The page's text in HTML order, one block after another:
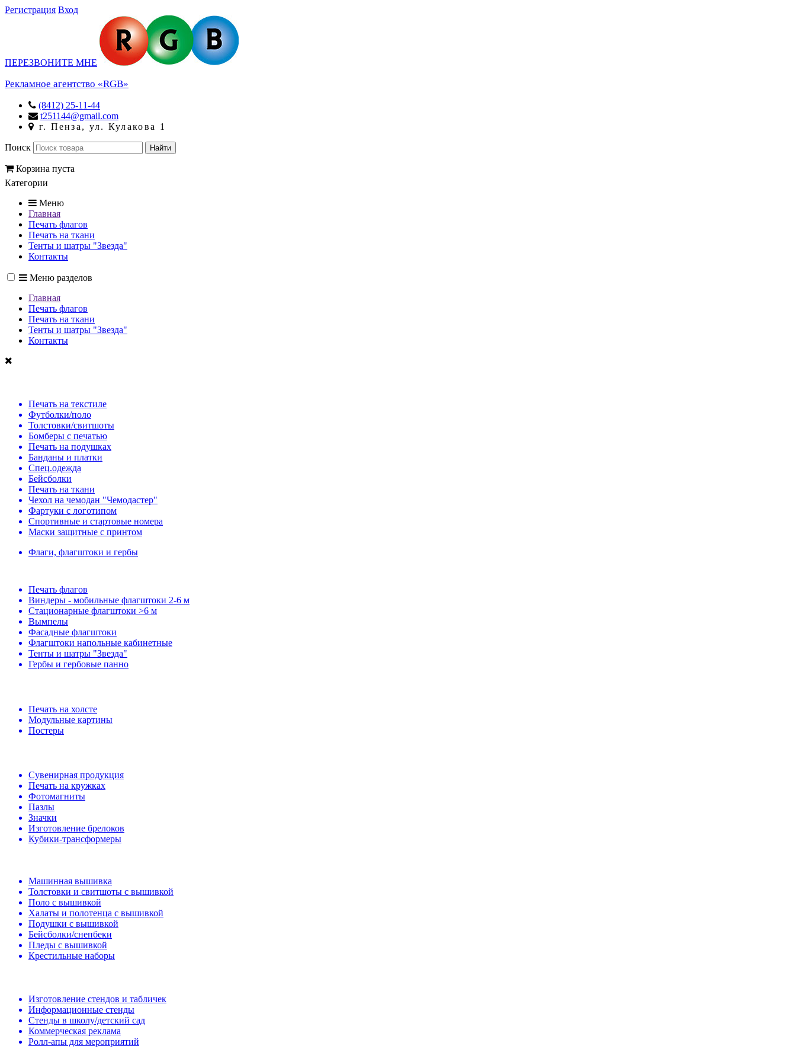
Регистрация Вход
ПЕРЕЗВОНИТЕ МНЕ
Рекламное агентство «RGB»
(8412) 25-11-44
t251144@gmail.com
г. Пенза, ул. Кулакова 1
Поиск
Корзина пуста
Категории
Меню
Главная
Печать флагов
Печать на ткани
Тенты и шатры "Звезда"
Контакты
Меню разделов
Главная
Печать флагов
Печать на ткани
Тенты и шатры "Звезда"
Контакты
Печать на текстиле
Футболки/поло
Толстовки/свитшоты
Бомберы с печатью
Печать на подушках
Банданы и платки
Спец.одежда
Бейсболки
Печать на ткани
Чехол на чемодан "Чемодастер"
Фартуки с логотипом
Спортивные и стартовые номера
Маски защитные с принтом
Флаги, флагштоки и гербы
Печать флагов
Виндеры - мобильные флагштоки 2-6 м
Стационарные флагштоки >6 м
Вымпелы
Фасадные флагштоки
Флагштоки напольные кабинетные
Тенты и шатры "Звезда"
Гербы и гербовые панно
Печать на холсте
Модульные картины
Постеры
Сувенирная продукция
Печать на кружках
Фотомагниты
Пазлы
Значки
Изготовление брелоков
Кубики-трансформеры
Машинная вышивка
Толстовки и свитшоты с вышивкой
Поло с вышивкой
Халаты и полотенца с вышивкой
Подушки с вышивкой
Бейсболки/снепбеки
Пледы с вышивкой
Крестильные наборы
Изготовление стендов и табличек
Информационные стенды
Стенды в школу/детский сад
Коммерческая реклама
Ролл-апы для мероприятий